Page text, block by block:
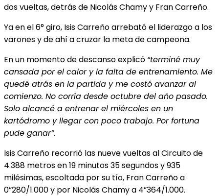
dos vueltas, detrás de Nicolás Chamy y Fran Carreño.
Ya en el 6° giro, Isis Carreño arrebató el liderazgo a los
varones y de ahí a cruzar la meta de campeona.
En un momento de descanso explicó “terminé muy
cansada por el calor y la falta de entrenamiento. Me
quedé atrás en la partida y me costó avanzar al
comienzo. No corría desde octubre del año pasado.
Solo alcancé a entrenar el miércoles en un
kartódromo y llegar con poco trabajo. Por fortuna
pude ganar”.
Isis Carreño recorrió las nueve vueltas al Circuito de
4.388 metros en 19 minutos 35 segundos y 935
milésimas, escoltada por su tío, Fran Carreño a
0”280/1.000 y por Nicolás Chamy a 4”364/1.000.